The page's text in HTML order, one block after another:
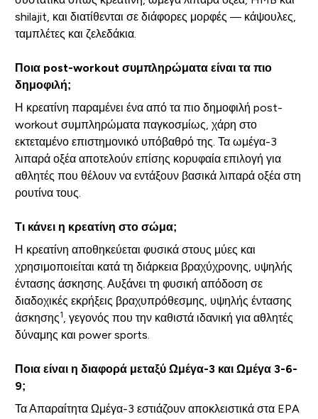
shilajit, και διατίθενται σε διάφορες μορφές — κάψουλες,
ταμπλέτες και ζελεδάκια.
Ποια post-workout συμπληρώματα είναι τα πιο
δημοφιλή;
Η κρεατίνη παραμένει ένα από τα πιο δημοφιλή post-
workout συμπληρώματα παγκοσμίως, χάρη στο
εκτεταμένο επιστημονικό υπόβαθρό της. Τα ωμέγα-3
λιπαρά οξέα αποτελούν επίσης κορυφαία επιλογή για
αθλητές που θέλουν να εντάξουν βασικά λιπαρά οξέα στη
ρουτίνα τους.
Τι κάνει η κρεατίνη στο σώμα;
Η κρεατίνη αποθηκεύεται φυσικά στους μύες και
χρησιμοποιείται κατά τη διάρκεια βραχύχρονης, υψηλής
έντασης άσκησης. Αυξάνει τη φυσική απόδοση σε
διαδοχικές εκρήξεις βραχυπρόθεσμης, υψηλής έντασης
άσκησης1
, γεγονός που την καθιστά ιδανική για αθλητές
δύναμης και power sports.
Ποια είναι η διαφορά μεταξύ Ωμέγα-3 και Ωμέγα 3-6-
9;
Τα Απαραίτητα Ωμέγα-3 εστιάζουν αποκλειστικά στα EPA